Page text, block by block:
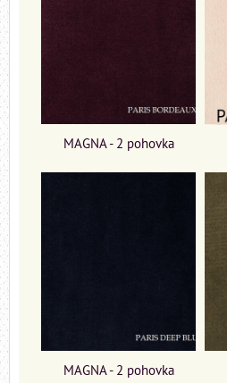
MAGNA - 2 pohovka
MAGNA - 2 pohovka